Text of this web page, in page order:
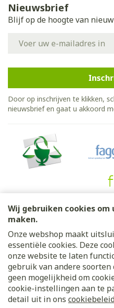
Wij gebruiken cookies
maken.
Onze webshop maakt
essentiële cookies. Deze
onze website te laten
gebruik van andere soorten
geen mogelijkheid om
cookie-instellingen aan te
detail uit in ons
Nieuwsbrief
Blijf op de hoogte van
Door op inschrijven te klikken,
nieuwsbrief en gaat u akkoord
Juridische links